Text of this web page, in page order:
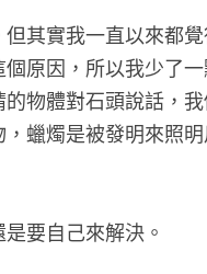
其實我一直以來都
原因，所以我少了
物體對石頭說話，
蠟燭是被發明來照
要自己來解決。